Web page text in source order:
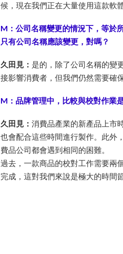
候，現在我們正在大量使用這款軟體
M：公司名稱變更的情況下，等於
只有公司名稱應該變更，對嗎？
久田見： 是的，除了公司名稱的變
接影響消費者，但我們仍然需要確
M：品牌管理中，比較與校對作業
久田見： 消費品產業的新產品上市
也會配合這些時間進行製作。此外
費品公司都會遇到相同的困難。
過去，一款商品的校對工作需要兩
完成，這對我們來說是極大的時間節